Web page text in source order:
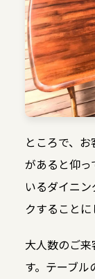
ところで、
があると仰っ
いるダイニ
クすることに
大人数のご
す。テーブ